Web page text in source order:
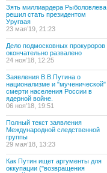
Зять миллиардера Рыболовлева
решил стать президентом
Уругвая
23 мая’19, 21:23
Дело подмосковных прокуроров
окончательно развалено
24 ноя’18, 12:25
Заявления В.В.Путина о
национализме и "мученической"
смерти населения России в
ядерной войне.
06 ноя’18, 19:51
Полный текст заявления
Международной следственной
группы
29 мая’18, 13:23
Как Путин ищет аргументы для
оккупации ("возвращения